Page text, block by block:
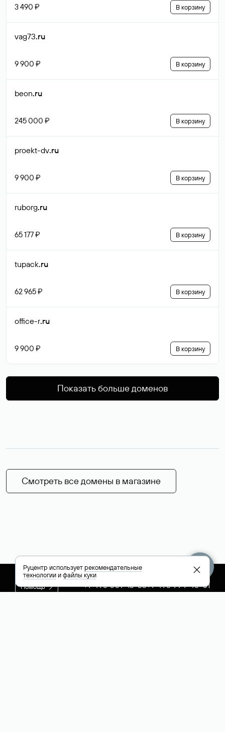
3 490 ₽ В корзину
vag73.ru
9 900 ₽ В корзину
beon.ru
245 000 ₽ В корзину
proekt-dv.ru
9 900 ₽ В корзину
ruborg.ru
65 177 ₽ В корзину
tupack.ru
62 965 ₽ В корзину
office-r.ru
9 900 ₽ В корзину
Показать больше доменов
Смотреть все домены в магазине
Помощь +7 495 009-13-33+7 495 994-46-01
Руцентр используетрекомендательные
технологииифайлы куки